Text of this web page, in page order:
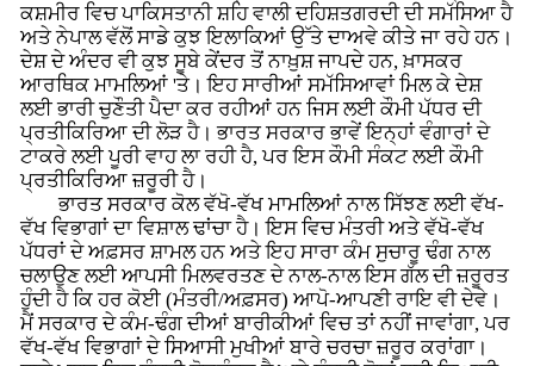
ਕਸ਼ਮੀਰ ਵਿਚ ਪਾਕਿਸਤਾਨੀ ਸ਼ਹਿ ਵਾਲੀ ਦਹਿਸ਼ਤਗਰਦੀ ਦੀ ਸਮੱਸਿਆ ਹੈ
ਅਤੇ ਨੇਪਾਲ ਵੱਲੋਂ ਸਾਡੇ ਕੁਝ ਇਲਾਕਿਆਂ ਉੱਤੇ ਦਾਅਵੇ ਕੀਤੇ ਜਾ ਰਹੇ ਹਨ।
ਦੇਸ਼ ਦੇ ਅੰਦਰ ਵੀ ਕੁਝ ਸੂਬੇ ਕੇਂਦਰ ਤੋਂ ਨਾਖ਼ੁਸ਼ ਜਾਪਦੇ ਹਨ, ਖ਼ਾਸਕਰ
ਆਰਥਿਕ ਮਾਮਲਿਆਂ 'ਤੇ। ਇਹ ਸਾਰੀਆਂ ਸਮੱਸਿਆਵਾਂ ਮਿਲ ਕੇ ਦੇਸ਼
ਲਈ ਭਾਰੀ ਚੁਣੌਤੀ ਪੈਦਾ ਕਰ ਰਹੀਆਂ ਹਨ ਜਿਸ ਲਈ ਕੌਮੀ ਪੱਧਰ ਦੀ
ਪ੍ਰਤੀਕਿਰਿਆ ਦੀ ਲੋੜ ਹੈ। ਭਾਰਤ ਸਰਕਾਰ ਭਾਵੇਂ ਇਨ੍ਹਾਂ ਵੰਗਾਰਾਂ ਦੇ
ਟਾਕਰੇ ਲਈ ਪੂਰੀ ਵਾਹ ਲਾ ਰਹੀ ਹੈ, ਪਰ ਇਸ ਕੌਮੀ ਸੰਕਟ ਲਈ ਕੌਮੀ
ਪ੍ਰਤੀਕਿਰਿਆ ਜ਼ਰੂਰੀ ਹੈ।
ਭਾਰਤ ਸਰਕਾਰ ਕੋਲ ਵੱਖੋ-ਵੱਖ ਮਾਮਲਿਆਂ ਨਾਲ ਸਿੱਝਣ ਲਈ ਵੱਖ-
ਵੱਖ ਵਿਭਾਗਾਂ ਦਾ ਵਿਸ਼ਾਲ ਢਾਂਚਾ ਹੈ। ਇਸ ਵਿਚ ਮੰਤਰੀ ਅਤੇ ਵੱਖੋ-ਵੱਖ
ਪੱਧਰਾਂ ਦੇ ਅਫ਼ਸਰ ਸ਼ਾਮਲ ਹਨ ਅਤੇ ਇਹ ਸਾਰਾ ਕੰਮ ਸੁਚਾਰੂ ਢੰਗ ਨਾਲ
ਚਲਾਉਣ ਲਈ ਆਪਸੀ ਮਿਲਵਰਤਣ ਦੇ ਨਾਲ-ਨਾਲ ਇਸ ਗੱਲ ਦੀ ਜ਼ਰੂਰਤ
ਹੁੰਦੀ ਹੈ ਕਿ ਹਰ ਕੋਈ (ਮੰਤਰੀ/ਅਫ਼ਸਰ) ਆਪੋ-ਆਪਣੀ ਰਾਇ ਵੀ ਦੇਵੇ।
ਮੈਂ ਸਰਕਾਰ ਦੇ ਕੰਮ-ਢੰਗ ਦੀਆਂ ਬਾਰੀਕੀਆਂ ਵਿਚ ਤਾਂ ਨਹੀਂ ਜਾਵਾਂਗਾ, ਪਰ
ਵੱਖ-ਵੱਖ ਵਿਭਾਗਾਂ ਦੇ ਸਿਆਸੀ ਮੁਖੀਆਂ ਬਾਰੇ ਚਰਚਾ ਜ਼ਰੂਰ ਕਰਾਂਗਾ।